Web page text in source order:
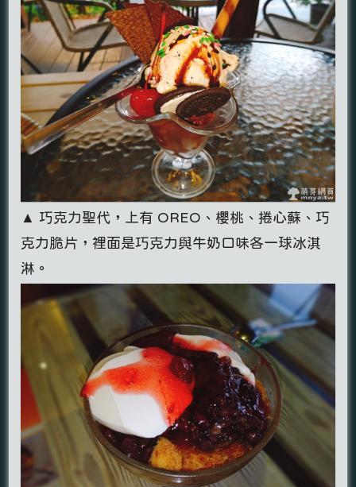
▲ 巧克力聖代，上有 OREO、櫻桃、捲心蘇、巧
克力脆片，裡面是巧克力與牛奶口味各一球冰淇
淋。